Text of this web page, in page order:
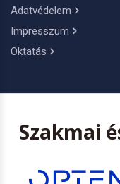
Adatvédelem
Impresszum
Oktatás
Szakmai